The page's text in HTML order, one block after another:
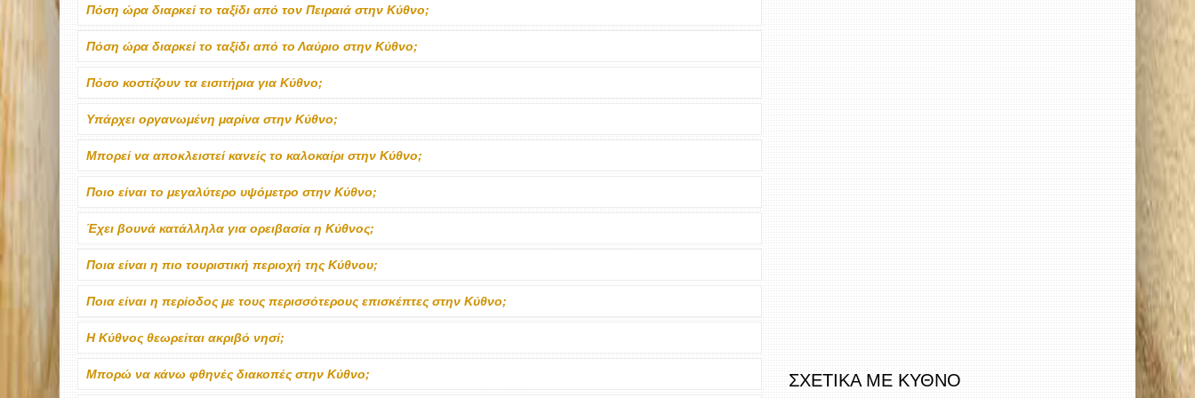
Πόση ώρα διαρκεί το ταξίδι από τον Πειραιά στην Κύθνο;
Πόση ώρα διαρκεί το ταξίδι από το Λαύριο στην Κύθνο;
Πόσο κοστίζουν τα εισιτήρια για Κύθνο;
Υπάρχει οργανωμένη μαρίνα στην Κύθνο;
Μπορεί να αποκλειστεί κανείς το καλοκαίρι στην Κύθνο;
Ποιο είναι το μεγαλύτερο υψόμετρο στην Κύθνο;
Έχει βουνά κατάλληλα για ορειβασία η Κύθνος;
Ποια είναι η πιο τουριστική περιοχή της Κύθνου;
Ποια είναι η περίοδος με τους περισσότερους επισκέπτες στην Κύθνο;
Η Κύθνος θεωρείται ακριβό νησί;
Μπορώ να κάνω φθηνές διακοπές στην Κύθνο; ΣΧΕΤΙΚΑ ΜΕ ΚΥΘΝΟ